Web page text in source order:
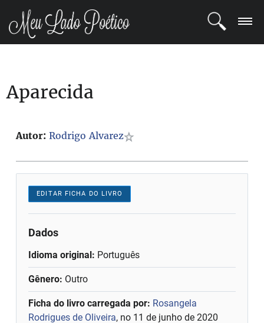
REGISTRO
COMUNIDADE
Aparecida
Autor: Rodrigo Alvarez
EDITAR FICHA DO LIVRO
Dados
Idioma original: Português
Gênero: Outro
Ficha do livro carregada por: Rosangela
Rodrigues de Oliveira, no 11 de junho de 2020